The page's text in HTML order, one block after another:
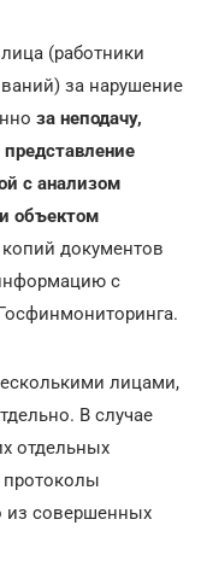
(работники
за нарушение
за неподачу,
с анализом
объектом
документов
с
лицами,
В случае
отдельных
из совершенных